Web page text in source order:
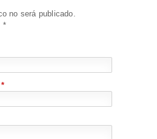
no será publicado.
*
*